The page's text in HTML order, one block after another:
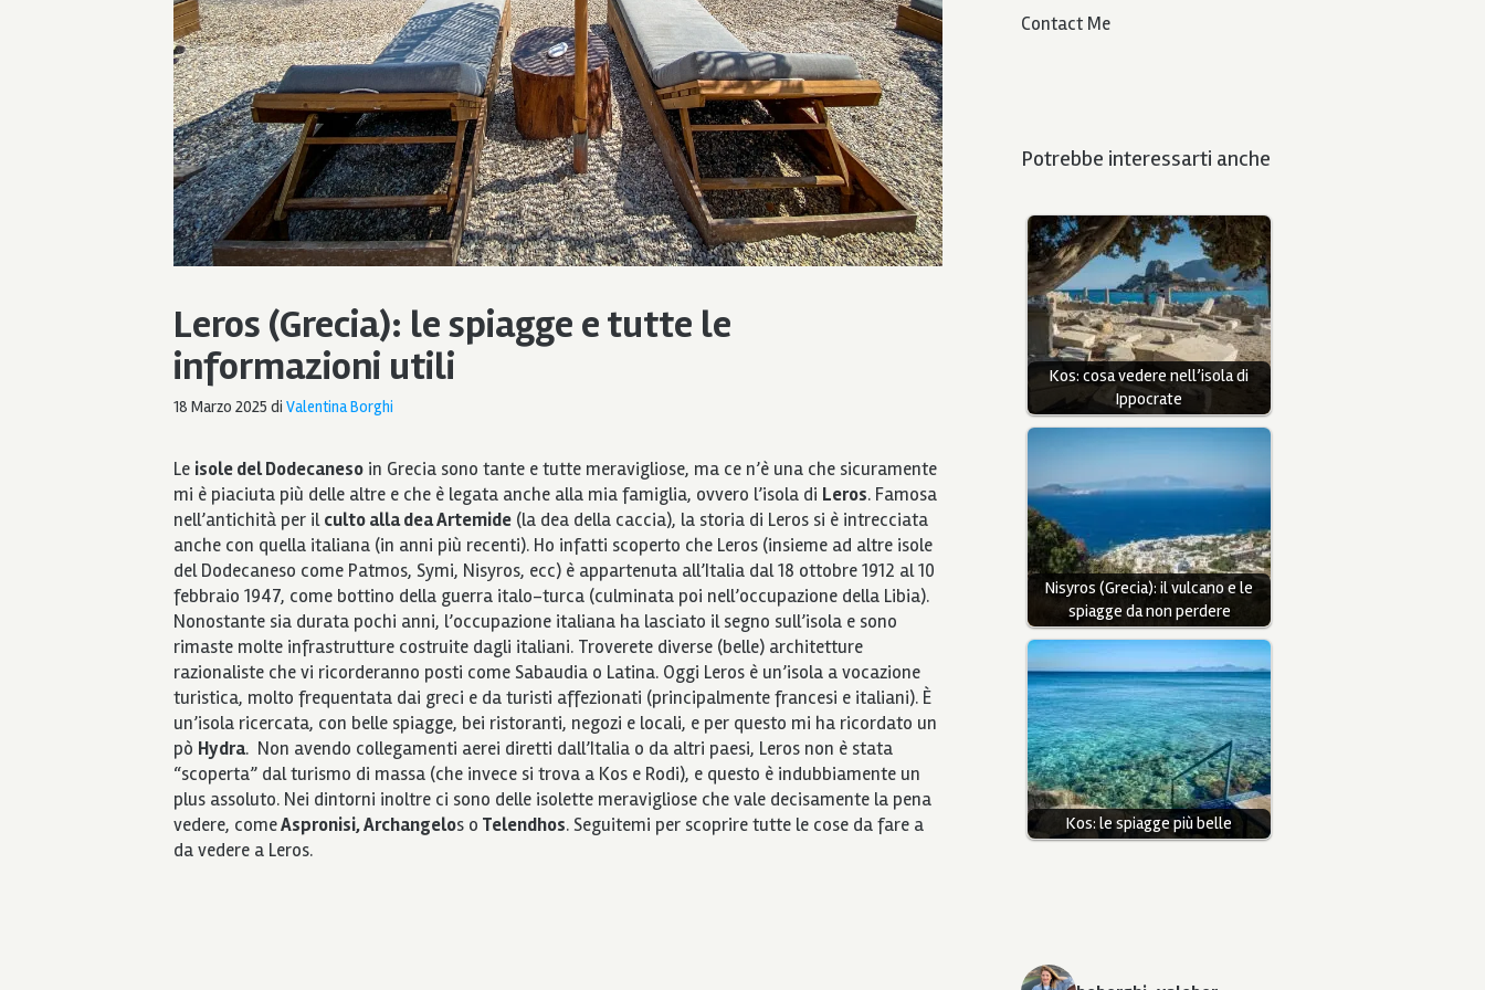
Leros (Grecia): le spiagge e tutte le
informazioni utili
18 Marzo 2025 di Valentina Borghi
Le isole del Dodecaneso in Grecia sono tante e tutte meravigliose, ma ce n’è una che sicuramente
mi è piaciuta più delle altre e che è legata anche alla mia famiglia, ovvero l’isola di Leros. Famosa
nell’antichità per ilculto alla dea Artemide (la dea della caccia), la storia di Leros si è intrecciata
anche con quella italiana (in anni più recenti). Ho infatti scoperto che Leros (insieme ad altre isole
del Dodecaneso come Patmos, Symi, Nisyros, ecc) è appartenuta all’Italia dal 18 ottobre 1912 al 10
febbraio 1947, come bottino della guerra italo-turca (culminata poi nell’occupazione della Libia).
Nonostante sia durata pochi anni, l’occupazione italiana ha lasciato il segno sull’isola e sono
rimaste molte infrastrutture costruite dagli italiani. Troverete diverse (belle) architetture
razionaliste che vi ricorderanno posti come Sabaudia o Latina. Oggi Leros è un’isola a vocazione
turistica, molto frequentata dai greci e da turisti affezionati (principalmente francesi e italiani). È
un’isola ricercata, con belle spiagge, bei ristoranti, negozi e locali, e per questo mi ha ricordato un
pò Hydra. Non avendo collegamenti aerei diretti dall’Italia o da altri paesi, Leros non è stata
“scoperta” dal turismo di massa (che invece si trova a Kos e Rodi), e questo è indubbiamente un
plus assoluto. Nei dintorni inoltre ci sono delle isolette meravigliose che vale decisamente la pena
vedere, comeAspronisi, Archangelos o Telendhos. Seguitemi per scoprire tutte le cose da fare a
da vedere a Leros.
Contact Me
Potrebbe interessarti anche
Kos: cosa vedere nell’isola di
Ippocrate
Nisyros (Grecia): il vulcano e le
spiagge da non perdere
Kos: le spiagge più belle